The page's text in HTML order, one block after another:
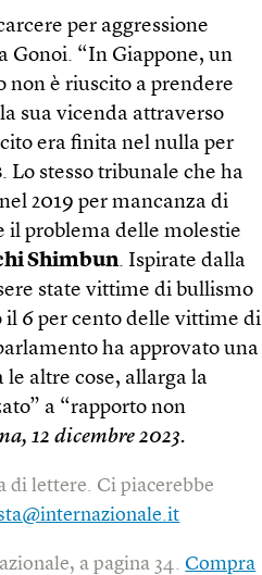
per aggressione
Gonoi. “In Giappone, un
non è riuscito a prendere
sua vicenda attraverso
era finita nel nulla per
. Lo stesso tribunale che ha
2019 per mancanza di
il problema delle molestie
Shimbun. Ispirate dalla
state vittime di bullismo
il 6 per cento delle vittime di
ha approvato una
altre cose, allarga la
a “rapporto non
12 dicembre 2023.
di lettere. Ci piacerebbe
a pagina 34.Compra